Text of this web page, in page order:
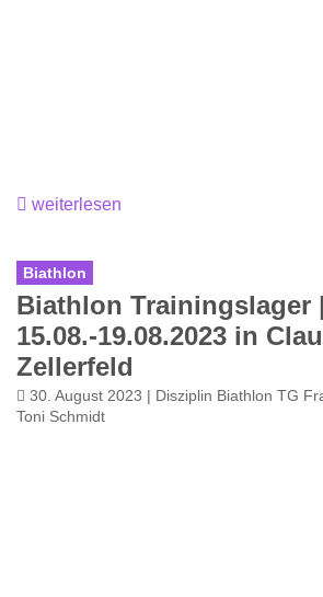
weiterlesen
Biathlon
Biathlon Trainingslager |
15.08.-19.08.2023 in
Zellerfeld
30. August 2023 | Disziplin Biathlon TG
Toni Schmidt